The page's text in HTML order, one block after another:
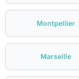
Montpellier
Marseille